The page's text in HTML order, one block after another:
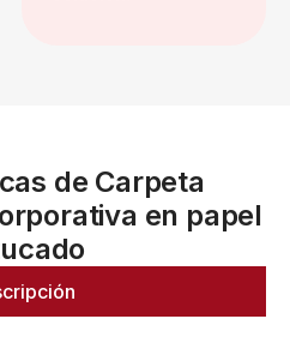
de Carpeta
en papel